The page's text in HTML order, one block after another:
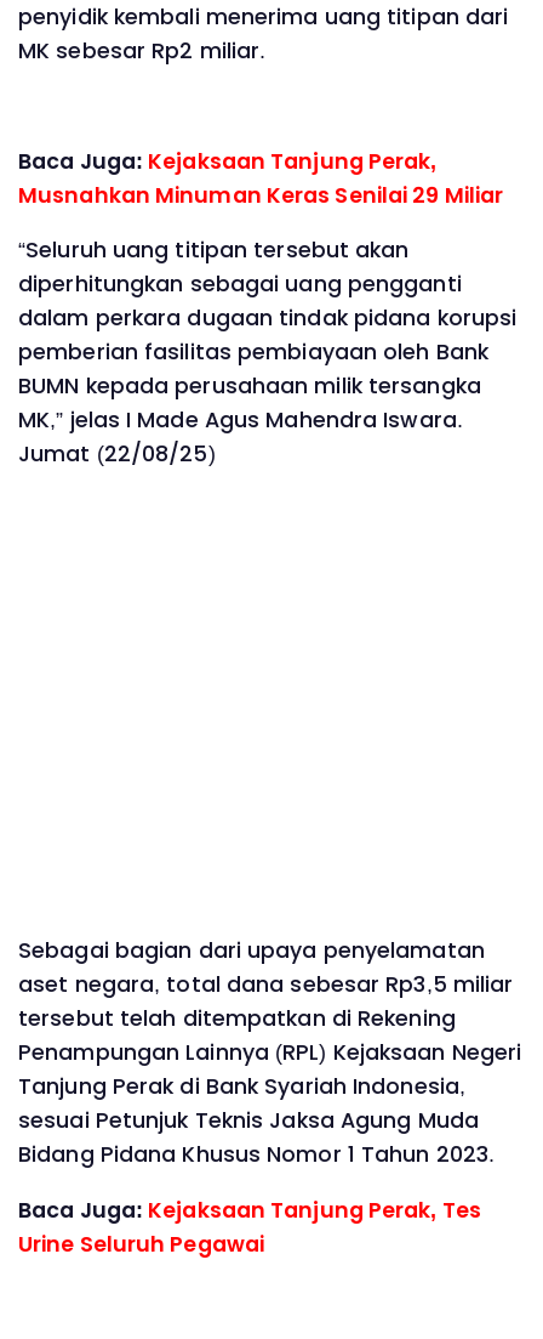
penyidik kembali menerima uang titipan dari
MK sebesar Rp2 miliar.
Baca Juga: Kejaksaan Tanjung Perak,
Musnahkan Minuman Keras Senilai 29 Miliar
“Seluruh uang titipan tersebut akan
diperhitungkan sebagai uang pengganti
dalam perkara dugaan tindak pidana korupsi
pemberian fasilitas pembiayaan oleh Bank
BUMN kepada perusahaan milik tersangka
MK,” jelas I Made Agus Mahendra Iswara.
Jumat (22/08/25)
Sebagai bagian dari upaya penyelamatan
aset negara, total dana sebesar Rp3,5 miliar
tersebut telah ditempatkan di Rekening
Penampungan Lainnya (RPL) Kejaksaan Negeri
Tanjung Perak di Bank Syariah Indonesia,
sesuai Petunjuk Teknis Jaksa Agung Muda
Bidang Pidana Khusus Nomor 1 Tahun 2023.
Baca Juga: Kejaksaan Tanjung Perak, Tes
Urine Seluruh Pegawai